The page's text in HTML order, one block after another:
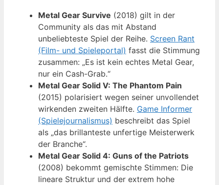
Metal Gear Survive (2018) gilt in der
Community als das mit Abstand
unbeliebteste Spiel der Reihe. Screen Rant
(Film- und Spieleportal) fasst die Stimmung
zusammen: „Es ist kein echtes Metal Gear,
nur ein Cash-Grab.“
Metal Gear Solid V: The Phantom Pain
(2015) polarisiert wegen seiner unvollendet
wirkenden zweiten Hälfte. Game Informer
(Spielejournalismus) beschreibt das Spiel
als „das brillanteste unfertige Meisterwerk
der Branche“.
Metal Gear Solid 4: Guns of the Patriots
(2008) bekommt gemischte Stimmen: Die
lineare Struktur und der extrem hohe